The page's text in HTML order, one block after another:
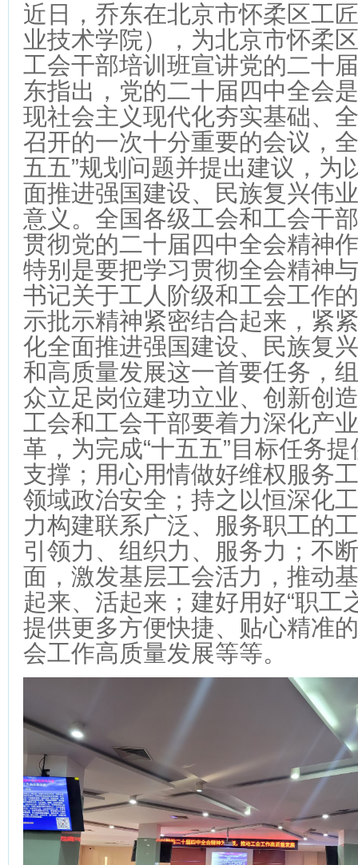
近日，乔东在北京市怀柔区工
业技术学院），为北京市怀柔
工会干部培训班宣讲党的二十
东指出，党的二十届四中全会
现社会主义现代化夯实基础、
召开的一次十分重要的会议，
五五”规划问题并提出建议，为
面推进强国建设、民族复兴伟
意义。全国各级工会和工会干
贯彻党的二十届四中全会精神
特别是要把学习贯彻全会精神
书记关于工人阶级和工会工作
示批示精神紧密结合起来，紧
化全面推进强国建设、民族复
和高质量发展这一首要任务，
众立足岗位建功立业、创新创
工会和工会干部要着力深化产
革，为完成“十五五”目标任务
支撑；用心用情做好维权服务
领域政治安全；持之以恒深化
力构建联系广泛、服务职工的
引领力、组织力、服务力；不
面，激发基层工会活力，推动
起来、活起来；建好用好“职工
提供更多方便快捷、贴心精准
会工作高质量发展等等。